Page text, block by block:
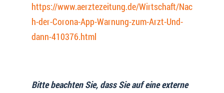
https://www.aerztezeitung.de/Wirtschaft/Nac
h-der-Corona-App-Warnung-zum-Arzt-Und-
dann-410376.html
Bitte beachten Sie, dass Sie auf eine externe